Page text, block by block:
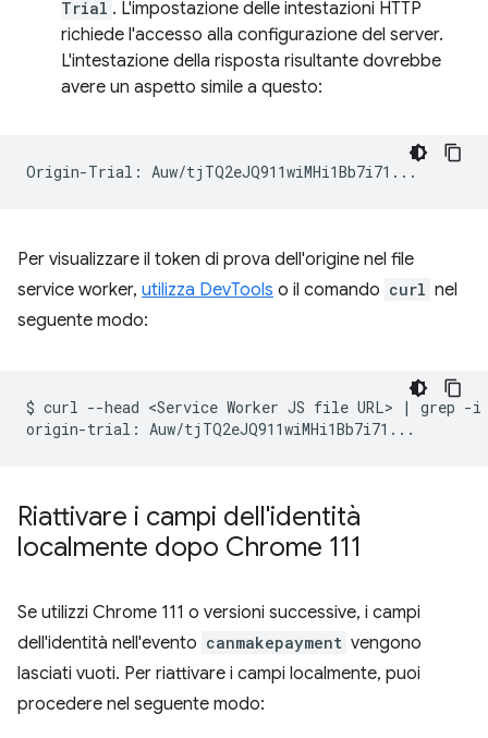
Trial . L'impostazione delle intestazioni HTTP
richiede l'accesso alla configurazione del server.
L'intestazione della risposta risultante dovrebbe
avere un aspetto simile a questo:
Per visualizzare il token di prova dell'origine nel file
service worker, utilizza DevTools o il comando curl nel
seguente modo:
$ curl --head <Service Worker JS file URL> | grep -i
origin-trial:
Riattivare i campi dell'identità
localmente dopo Chrome 111
Se utilizzi Chrome 111 o versioni successive, i campi
dell'identità nell'evento canmakepayment vengono
lasciati vuoti. Per riattivare i campi localmente, puoi
procedere nel seguente modo: